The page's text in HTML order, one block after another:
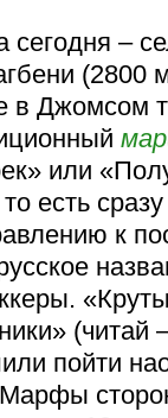
–
(2800
в Джомсом
или
есть
к
(читай
пойти